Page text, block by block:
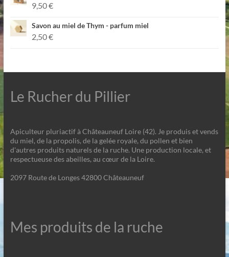
9,50€
Savon au miel de Thym - parfum miel
2,50€
Le Rucher du Pillier
Apiculteur pluriactif à Châteauneuf Loire (42). Je produis et vends
du miel, de la propolis, de la gelée royale, du pollen et bien
d'autres produits naturels de la ruche. Une production locale, et
respectueuse des abeilles, au cœur de la Loire.
2097 Route de Longes 42800 Châteauneuf
Mes produits de la ruche